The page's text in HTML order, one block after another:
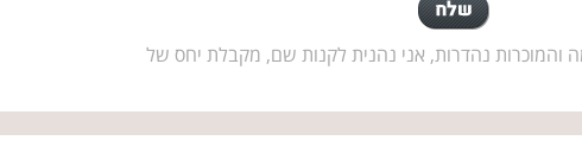
נהדרות, אני נהנית לקנות שם, מקבלת יחס של